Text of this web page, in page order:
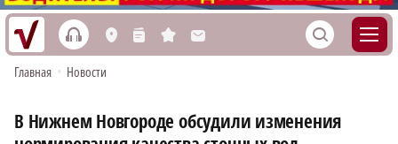
h L n s M S
Главная • Новости
В Нижнем Новгороде обсудили изменения